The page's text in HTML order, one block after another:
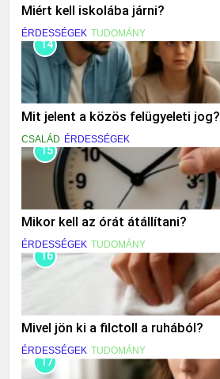
Miért kell iskolába járni?
ÉRDESSÉGEK TUDOMÁNY
14
Mit jelent a közös felügyeleti jog?
CSALÁD ÉRDESSÉGEK
15
Mikor kell az órát átállítani?
ÉRDESSÉGEK TUDOMÁNY
16
Mivel jön ki a filctoll a ruhából?
ÉRDESSÉGEK TUDOMÁNY
17